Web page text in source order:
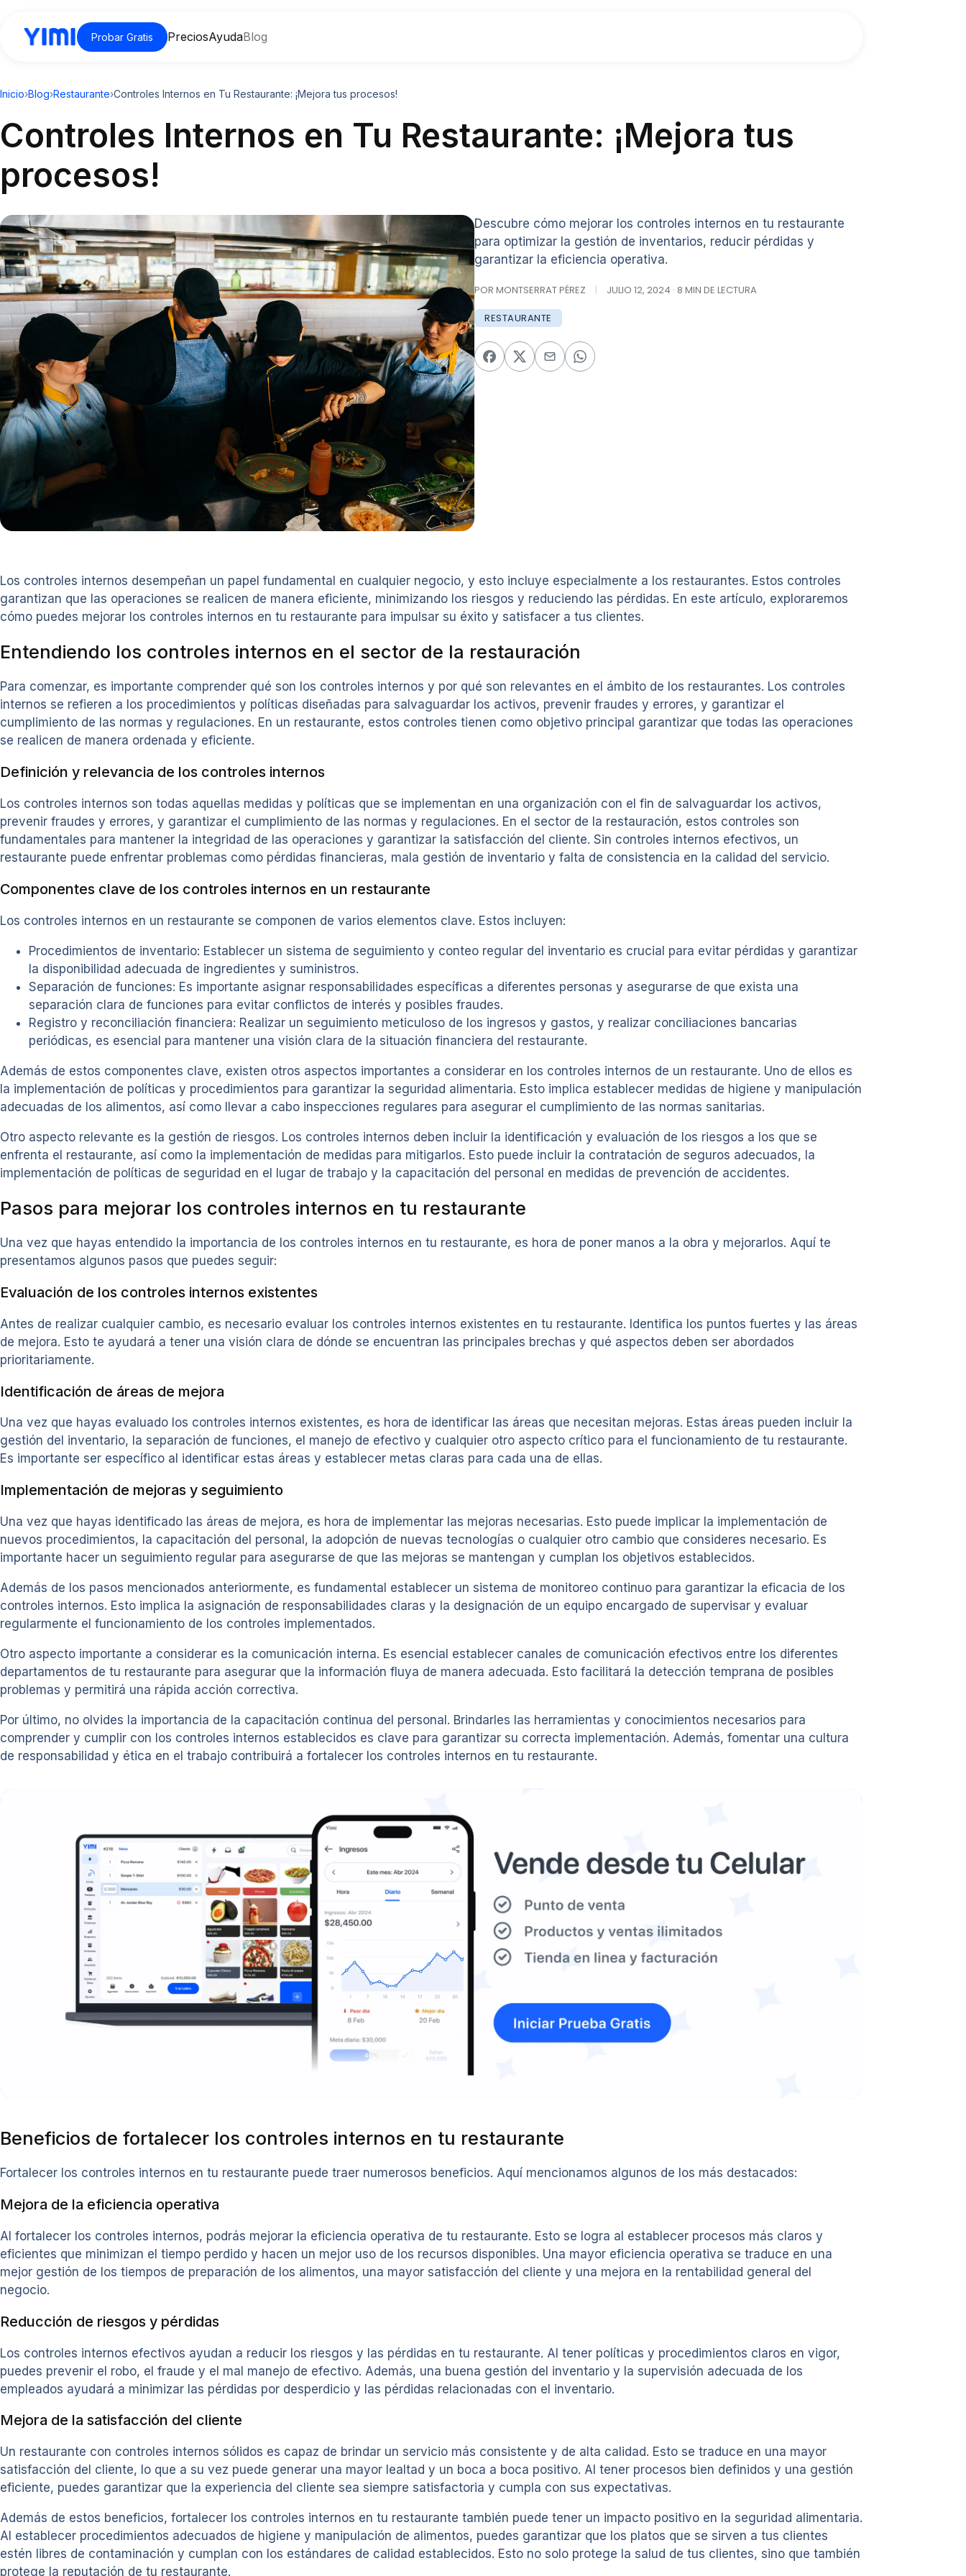
Probar Gratis PreciosAyudaBlog
Inicio›Blog›Restaurante›Controles Internos en Tu Restaurante: ¡Mejora tus procesos!
Controles Internos en Tu Restaurante: ¡Mejora tus
procesos!
Descubre cómo mejorar los controles internos en tu restaurante
para optimizar la gestión de inventarios, reducir pérdidas y
garantizar la eficiencia operativa.
POR MONTSERRAT PÉREZ | JULIO 12, 2024 · 8 MIN DE LECTURA
RESTAURANTE
Los controles internos desempeñan un papel fundamental en cualquier negocio, y esto incluye especialmente a los restaurantes. Estos controles
garantizan que las operaciones se realicen de manera eficiente, minimizando los riesgos y reduciendo las pérdidas. En este artículo, exploraremos
cómo puedes mejorar los controles internos en tu restaurante para impulsar su éxito y satisfacer a tus clientes.
Entendiendo los controles internos en el sector de la restauración
Para comenzar, es importante comprender qué son los controles internos y por qué son relevantes en el ámbito de los restaurantes. Los controles
internos se refieren a los procedimientos y políticas diseñadas para salvaguardar los activos, prevenir fraudes y errores, y garantizar el
cumplimiento de las normas y regulaciones. En un restaurante, estos controles tienen como objetivo principal garantizar que todas las operaciones
se realicen de manera ordenada y eficiente.
Definición y relevancia de los controles internos
Los controles internos son todas aquellas medidas y políticas que se implementan en una organización con el fin de salvaguardar los activos,
prevenir fraudes y errores, y garantizar el cumplimiento de las normas y regulaciones. En el sector de la restauración, estos controles son
fundamentales para mantener la integridad de las operaciones y garantizar la satisfacción del cliente. Sin controles internos efectivos, un
restaurante puede enfrentar problemas como pérdidas financieras, mala gestión de inventario y falta de consistencia en la calidad del servicio.
Componentes clave de los controles internos en un restaurante
Los controles internos en un restaurante se componen de varios elementos clave. Estos incluyen:
Procedimientos de inventario: Establecer un sistema de seguimiento y conteo regular del inventario es crucial para evitar pérdidas y garantizar
la disponibilidad adecuada de ingredientes y suministros.
Separación de funciones: Es importante asignar responsabilidades específicas a diferentes personas y asegurarse de que exista una
separación clara de funciones para evitar conflictos de interés y posibles fraudes.
Registro y reconciliación financiera: Realizar un seguimiento meticuloso de los ingresos y gastos, y realizar conciliaciones bancarias
periódicas, es esencial para mantener una visión clara de la situación financiera del restaurante.
Además de estos componentes clave, existen otros aspectos importantes a considerar en los controles internos de un restaurante. Uno de ellos es
la implementación de políticas y procedimientos para garantizar la seguridad alimentaria. Esto implica establecer medidas de higiene y manipulación
adecuadas de los alimentos, así como llevar a cabo inspecciones regulares para asegurar el cumplimiento de las normas sanitarias.
Otro aspecto relevante es la gestión de riesgos. Los controles internos deben incluir la identificación y evaluación de los riesgos a los que se
enfrenta el restaurante, así como la implementación de medidas para mitigarlos. Esto puede incluir la contratación de seguros adecuados, la
implementación de políticas de seguridad en el lugar de trabajo y la capacitación del personal en medidas de prevención de accidentes.
Pasos para mejorar los controles internos en tu restaurante
Una vez que hayas entendido la importancia de los controles internos en tu restaurante, es hora de poner manos a la obra y mejorarlos. Aquí te
presentamos algunos pasos que puedes seguir:
Evaluación de los controles internos existentes
Antes de realizar cualquier cambio, es necesario evaluar los controles internos existentes en tu restaurante. Identifica los puntos fuertes y las áreas
de mejora. Esto te ayudará a tener una visión clara de dónde se encuentran las principales brechas y qué aspectos deben ser abordados
prioritariamente.
Identificación de áreas de mejora
Una vez que hayas evaluado los controles internos existentes, es hora de identificar las áreas que necesitan mejoras. Estas áreas pueden incluir la
gestión del inventario, la separación de funciones, el manejo de efectivo y cualquier otro aspecto crítico para el funcionamiento de tu restaurante.
Es importante ser específico al identificar estas áreas y establecer metas claras para cada una de ellas.
Implementación de mejoras y seguimiento
Una vez que hayas identificado las áreas de mejora, es hora de implementar las mejoras necesarias. Esto puede implicar la implementación de
nuevos procedimientos, la capacitación del personal, la adopción de nuevas tecnologías o cualquier otro cambio que consideres necesario. Es
importante hacer un seguimiento regular para asegurarse de que las mejoras se mantengan y cumplan los objetivos establecidos.
Además de los pasos mencionados anteriormente, es fundamental establecer un sistema de monitoreo continuo para garantizar la eficacia de los
controles internos. Esto implica la asignación de responsabilidades claras y la designación de un equipo encargado de supervisar y evaluar
regularmente el funcionamiento de los controles implementados.
Otro aspecto importante a considerar es la comunicación interna. Es esencial establecer canales de comunicación efectivos entre los diferentes
departamentos de tu restaurante para asegurar que la información fluya de manera adecuada. Esto facilitará la detección temprana de posibles
problemas y permitirá una rápida acción correctiva.
Por último, no olvides la importancia de la capacitación continua del personal. Brindarles las herramientas y conocimientos necesarios para
comprender y cumplir con los controles internos establecidos es clave para garantizar su correcta implementación. Además, fomentar una cultura
de responsabilidad y ética en el trabajo contribuirá a fortalecer los controles internos en tu restaurante.
Beneficios de fortalecer los controles internos en tu restaurante
Fortalecer los controles internos en tu restaurante puede traer numerosos beneficios. Aquí mencionamos algunos de los más destacados:
Mejora de la eficiencia operativa
Al fortalecer los controles internos, podrás mejorar la eficiencia operativa de tu restaurante. Esto se logra al establecer procesos más claros y
eficientes que minimizan el tiempo perdido y hacen un mejor uso de los recursos disponibles. Una mayor eficiencia operativa se traduce en una
mejor gestión de los tiempos de preparación de los alimentos, una mayor satisfacción del cliente y una mejora en la rentabilidad general del
negocio.
Reducción de riesgos y pérdidas
Los controles internos efectivos ayudan a reducir los riesgos y las pérdidas en tu restaurante. Al tener políticas y procedimientos claros en vigor,
puedes prevenir el robo, el fraude y el mal manejo de efectivo. Además, una buena gestión del inventario y la supervisión adecuada de los
empleados ayudará a minimizar las pérdidas por desperdicio y las pérdidas relacionadas con el inventario.
Mejora de la satisfacción del cliente
Un restaurante con controles internos sólidos es capaz de brindar un servicio más consistente y de alta calidad. Esto se traduce en una mayor
satisfacción del cliente, lo que a su vez puede generar una mayor lealtad y un boca a boca positivo. Al tener procesos bien definidos y una gestión
eficiente, puedes garantizar que la experiencia del cliente sea siempre satisfactoria y cumpla con sus expectativas.
Además de estos beneficios, fortalecer los controles internos en tu restaurante también puede tener un impacto positivo en la seguridad alimentaria.
Al establecer procedimientos adecuados de higiene y manipulación de alimentos, puedes garantizar que los platos que se sirven a tus clientes
estén libres de contaminación y cumplan con los estándares de calidad establecidos. Esto no solo protege la salud de tus clientes, sino que también
protege la reputación de tu restaurante.